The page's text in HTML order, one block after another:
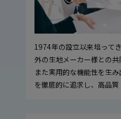
1974年の設立以来培って
外の生地メーカー様との共
また実用的な機能性を生
を徹底的に追求し、高品